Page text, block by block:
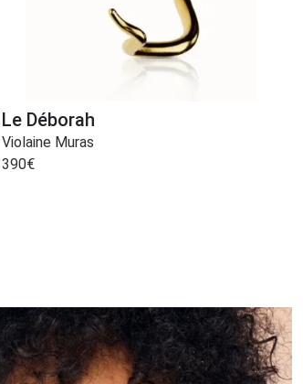
Le Déborah
Violaine Muras
390€